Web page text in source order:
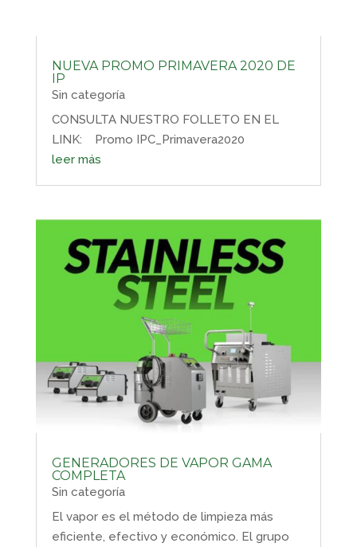
NUEVA PROMO PRIMAVERA 2020 DE
IP
Sin categoría
CONSULTA NUESTRO FOLLETO EN EL
LINK: Promo IPC_Primavera2020
leer más
GENERADORES DE VAPOR GAMA
COMPLETA
Sin categoría
El vapor es el método de limpieza más
eficiente, efectivo y económico. El grupo